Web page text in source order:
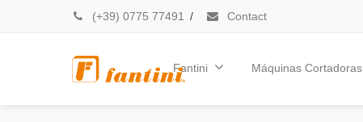
(+39) 0775 77491 / Contact
Fantini Máquinas Cortadoras